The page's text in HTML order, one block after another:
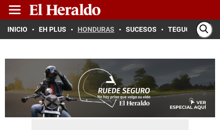
INICIO EH PLUS HONDURAS SUCESOS TEGUCIGALPA